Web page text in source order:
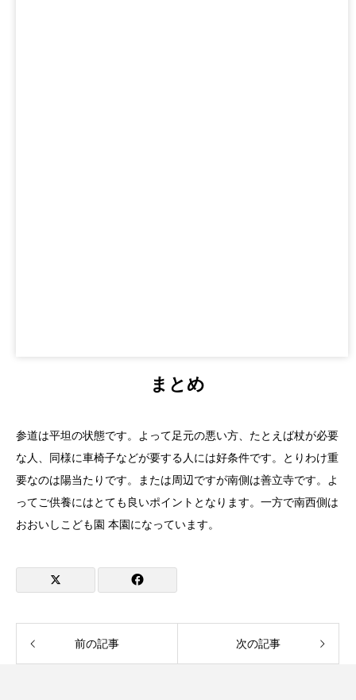
まとめ
参道は平坦の状態です。よって足元の悪い方、たとえば杖が必要
な人、同様に車椅子などが要する人には好条件です。とりわけ重
要なのは陽当たりです。または周辺ですが南側は善立寺です。よ
ってご供養にはとても良いポイントとなります。一方で南西側は
おおいしこども園 本園になっています。
前の記事 次の記事